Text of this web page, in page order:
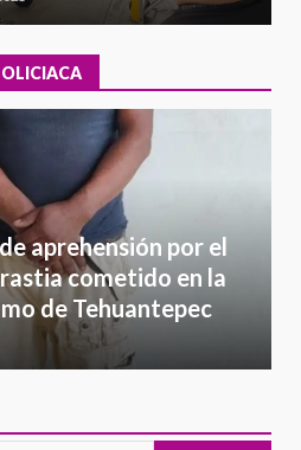
aprehensión por el
cometido en la
de Tehuantepec